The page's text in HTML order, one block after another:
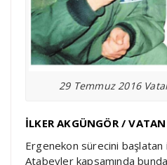
29 Temmuz 2016
İLKER AKGÜNGÖR /
Ergenekon sürecini
Atabeyler kapsamında